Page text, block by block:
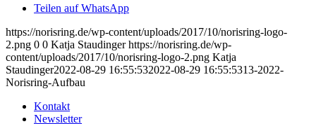
Teilen auf WhatsApp
https://norisring.de/wp-content/uploads/2017/10/norisring-logo-
2.png 0 0 Katja Staudinger https://norisring.de/wp-
content/uploads/2017/10/norisring-logo-2.png Katja
Staudinger2022-08-29 16:55:532022-08-29 16:55:5313-2022-
Norisring-Aufbau
Kontakt
Newsletter